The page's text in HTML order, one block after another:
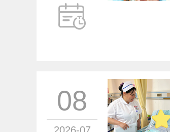
08